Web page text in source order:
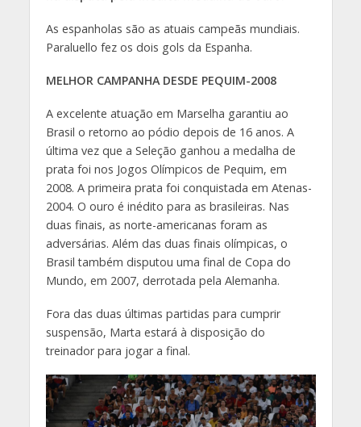
As espanholas são as atuais campeãs mundiais.
Paraluello fez os dois gols da Espanha.
MELHOR CAMPANHA DESDE PEQUIM-2008
A excelente atuação em Marselha garantiu ao
Brasil o retorno ao pódio depois de 16 anos. A
última vez que a Seleção ganhou a medalha de
prata foi nos Jogos Olímpicos de Pequim, em
2008. A primeira prata foi conquistada em Atenas-
2004. O ouro é inédito para as brasileiras. Nas
duas finais, as norte-americanas foram as
adversárias. Além das duas finais olímpicas, o
Brasil também disputou uma final de Copa do
Mundo, em 2007, derrotada pela Alemanha.
Fora das duas últimas partidas para cumprir
suspensão, Marta estará à disposição do
treinador para jogar a final.